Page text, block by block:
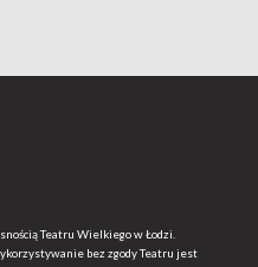
Teatru Wielkiego w Łodzi.
bez zgody Teatru jest